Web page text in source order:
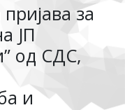
за
ЈП
од СДС,
и